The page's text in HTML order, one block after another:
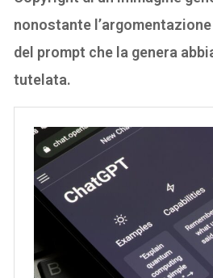
nonostante
del prompt che la genera
tutelata.